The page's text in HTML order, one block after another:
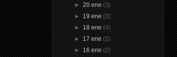
► 20 ene (3)
► 19 ene (3)
► 18 ene (4)
► 17 ene (2)
► 16 ene (2)